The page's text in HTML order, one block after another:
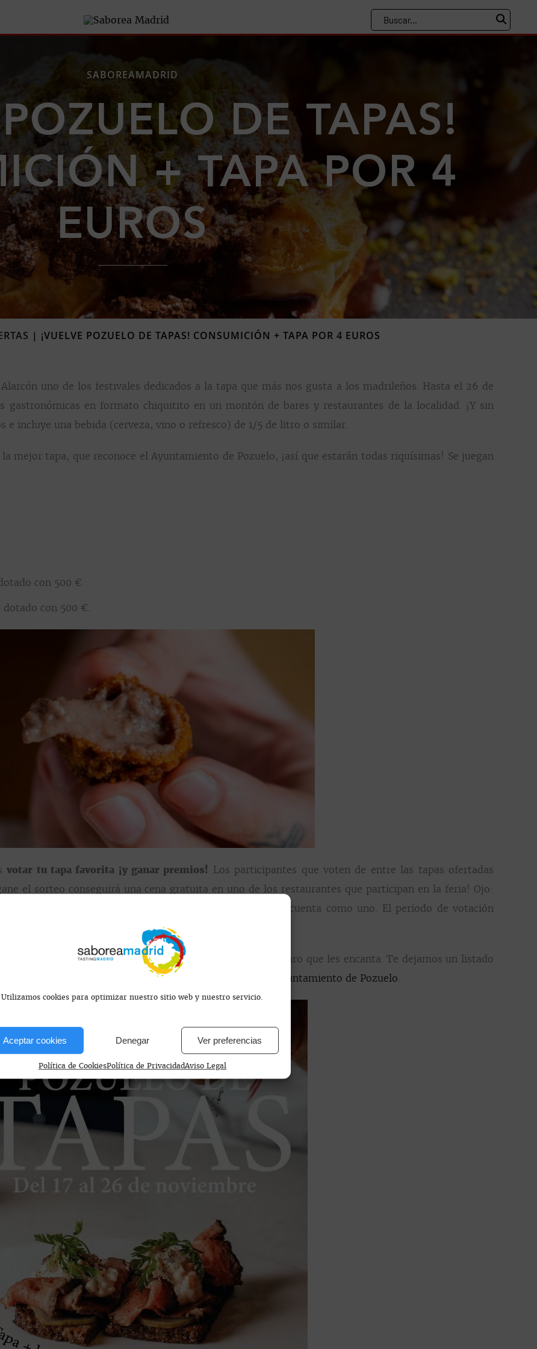
Utilizamos cookies para optimizar nuestro sitio web y nuestro servicio.
Aceptar cookies Denegar Ver preferencias
Política de CookiesPolítica de PrivacidadAviso Legal
SABOREAMADRID
POZUELO DE TAPAS!
+ TAPA POR 4
EUROS
| ¡VUELVE POZUELO DE TAPAS! CONSUMICIÓN + TAPA POR 4 EUROS
uno de los festivales dedicados a la tapa que más nos gusta a los madrileños. Hasta el 26 de
gastronómicas en formato chiquitito en un montón de bares y restaurantes de la localidad. ¡Y sin
e incluye una bebida (cerveza, vino o refresco) de 1/5 de litro o similar.
mejor tapa, que reconoce el Ayuntamiento de Pozuelo, ¡así que estarán todas riquísimas! Se juegan
con 500 €.
dotado con 500 €.
votar tu tapa favorita ¡y ganar premios! Los participantes que voten de entre las tapas ofertadas
el sorteo conseguirá una cena gratuita en uno de los restaurantes que participan en la feria! Ojo:
electrónico y, si se envían más votos, se tendrán en cuenta como uno. El período de votación
lo que dura el evento.
o envíales un audio para proponerles este plan que seguro que les encanta. Te dejamos un listado
de sus tapas para que vayas abriendo boca:
web del Ayuntamiento de Pozuelo.